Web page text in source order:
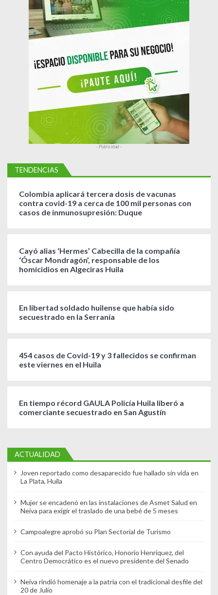
- Publicidad -
TENDENCIAS
Colombia aplicará tercera dosis de vacunas
contra covid-19 a cerca de 100 mil personas con
casos de inmunosupresión: Duque
Cayó alias ‘Hermes’ Cabecilla de la compañía
‘Óscar Mondragón’, responsable de los
homicidios en Algeciras Huila
En libertad soldado huilense que había sido
secuestrado en la Serranía
454 casos de Covid-19 y 3 fallecidos se confirman
este viernes en el Huila
En tiempo récord GAULA Policía Huila liberó a
comerciante secuestrado en San Agustín
ACTUALIDAD
Joven reportado como desaparecido fue hallado sin vida en
La Plata, Huila
Mujer se encadenó en las instalaciones de Asmet Salud en
Neiva para exigir el traslado de una bebé de 5 meses
Campoalegre aprobó su Plan Sectorial de Turismo
Con ayuda del Pacto Histórico, Honorio Henriquez, del
Centro Democrático es el nuevo presidente del Senado
Neiva rindió homenaje a la patria con el tradicional desfile del
20 de Julio